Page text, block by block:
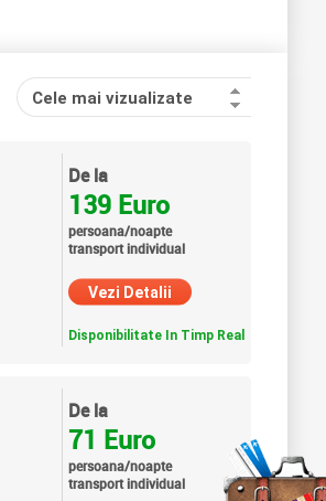
Cele mai vizualizate
De la
139 Euro
persoana/noapte
transport individual
Vezi Detalii
Disponibilitate In Timp Real
De la
71 Euro
persoana/noapte
transport individual